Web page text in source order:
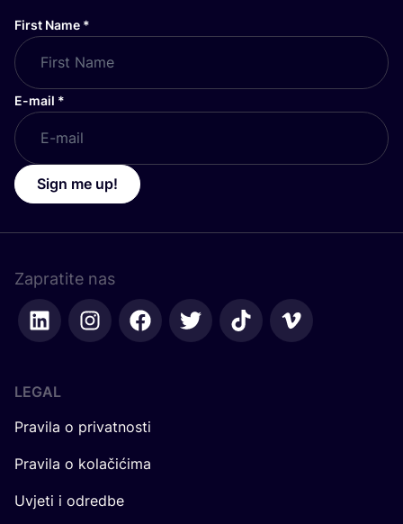
First Name *
E-mail *
Sign me up!
Zapratite nas
LEGAL
Pravila o privatnosti
Pravila o kolačićima
Uvjeti i odredbe